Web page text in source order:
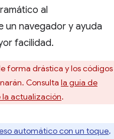
al
un navegador y ayuda
facilidad.
forma drástica y los códigos
Consulta la guía de
la actualización.
automático con un toque,